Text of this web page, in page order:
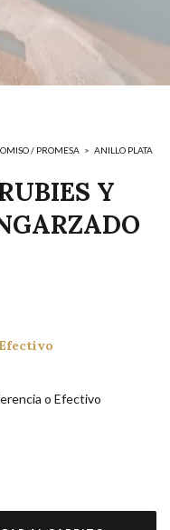
/ PROMESA > ANILLO PLATA
Y
o Efectivo